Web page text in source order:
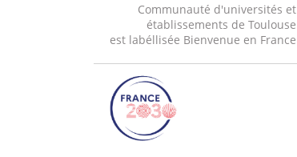
Communauté d'universités et
établissements de Toulouse
est labéllisée Bienvenue en France